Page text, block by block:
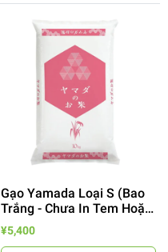
Gạo Yamada Loại S (Bao
Trắng - Chưa In Tem Hoặc
Bao Hồng) 10kg ヤマダお
米 S
¥5,400